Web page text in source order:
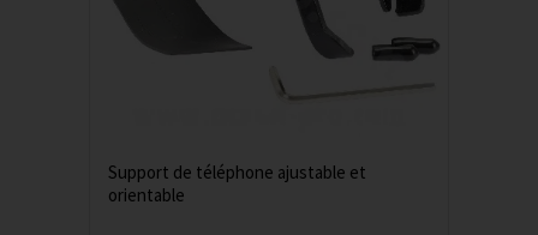
Support de téléphone ajustable et
orientable